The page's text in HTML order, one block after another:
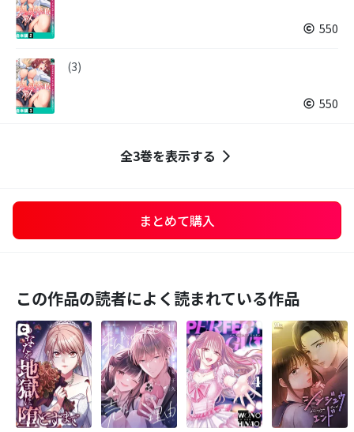
550
(3)
550
全3巻を表示する
まとめて購入
この作品の読者によく読まれている作品